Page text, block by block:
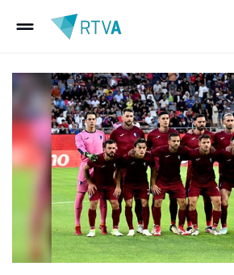
drag_handle